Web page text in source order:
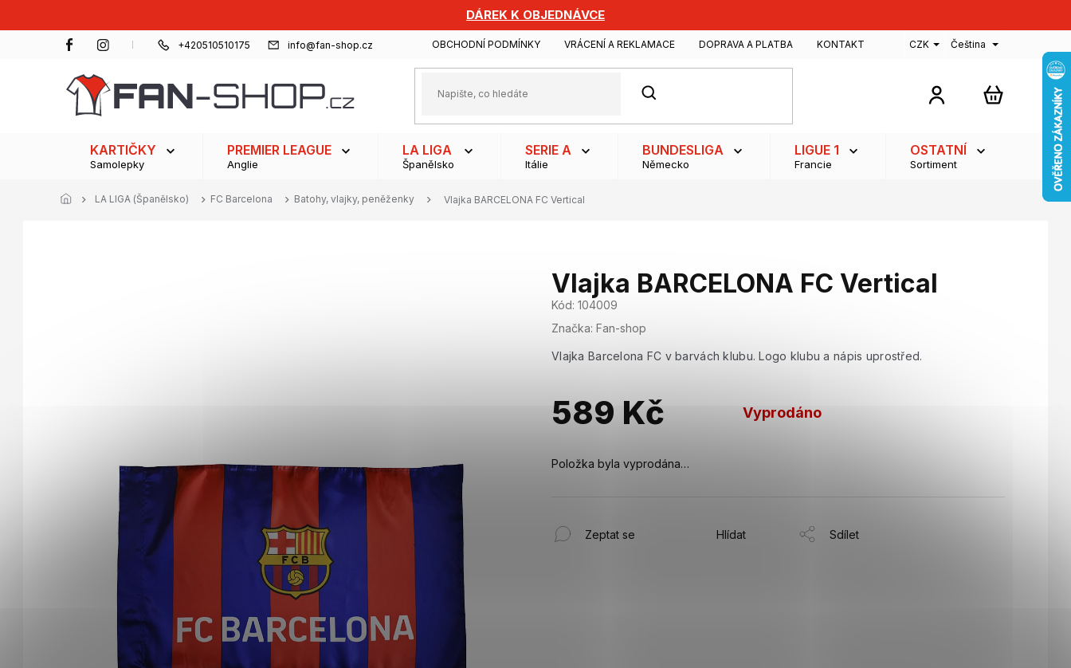
DÁREK K OBJEDNÁVCE
+420510510175 info@fan-shop.cz OBCHODNÍ PODMÍNKY VRÁCENÍ A REKLAMACE DOPRAVA A PLATBA KONTAKT CZK Čeština
HLEDAT
NÁKUPNÍ
KARTIČKY
Samolepky
PREMIER LEAGUE
Anglie
LA LIGA
Španělsko
SERIE A
Itálie
BUNDESLIGA
Německo
LIGUE 1
Francie
OSTATNÍ
Sortiment
LA LIGA (Španělsko) FC Barcelona Batohy, vlajky, peněženky Vlajka BARCELONA FC Vertical
Vlajka BARCELONA FC Vertical
Kód: 104009
Značka: Fan-shop
Vlajka Barcelona FC v barvách klubu. Logo klubu a nápis uprostřed.
589 Kč
cena:
Vyprodáno
Položka byla vyprodána…
Zeptat se Hlídat Sdílet